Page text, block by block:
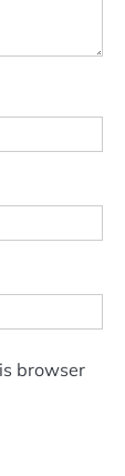
browser